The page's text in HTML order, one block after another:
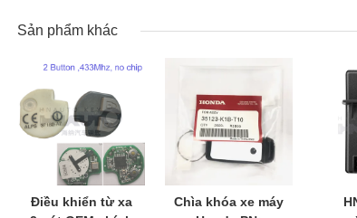
Sản phẩm khác
Điều khiển từ xa
Chìa khóa xe máy